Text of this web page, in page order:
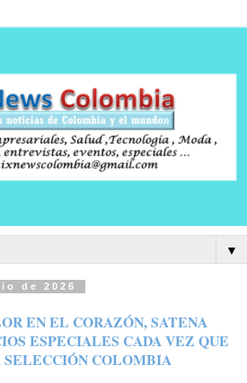
▼
de 2026
EN EL CORAZÓN, SATENA
ESPECIALES CADA VEZ QUE
SELECCIÓN COLOMBIA